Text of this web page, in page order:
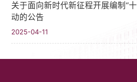
关于面向新时代新征程开展编制“
动的公告
2025-04-11